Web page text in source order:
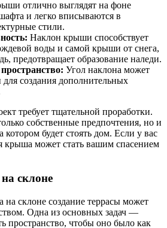
отлично выглядят на фоне
и легко вписываются в
стили.
Наклон крыши способствует
воды и самой крыши от снега,
предотвращает образование наледи.
Угол наклона может
для создания дополнительных
требует тщательной проработки.
собственные предпочтения, но и
котором будет стоять дом. Если у вас
крыша может стать вашим спасением
склоне
на склоне создание террасы может
Одна из основных задач —
пространство, чтобы оно было как